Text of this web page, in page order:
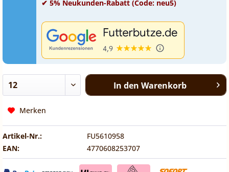
✔ 5% Neukunden-Rabatt (Code: neu5)
In den Warenkorb
Merken
Artikel-Nr.:
FU5610958
EAN:
4770608253707